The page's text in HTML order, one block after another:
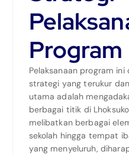
Program
Pelaksanaan program
strategi yang terukur
utama adalah
berbagai titik di
melibatkan berbagai
sekolah hingga tempat
yang menyeluruh,